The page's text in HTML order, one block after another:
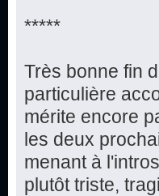
*****
Très bonne fin
particulière
mérite encore
les deux
menant à
plutôt triste,